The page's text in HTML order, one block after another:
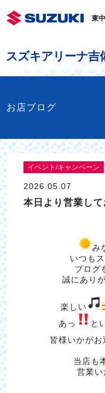
東
スズキアリーナ吉
お店ブログ
イベント/キャンペーン
2026.05.07
本日より営業して
み
いつも
ブログ
誠にあり
楽しい
あっ
と
皆様いかが
当店も
営業